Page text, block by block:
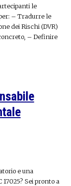
le
– Tradurre le
dei Rischi (DVR)
– Definire
e una
Sei pronto a